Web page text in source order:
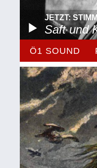
JETZT:
Saft und
Ö1 SOUND